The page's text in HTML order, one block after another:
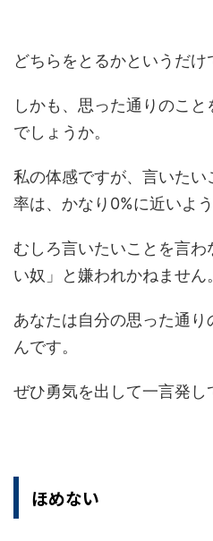
どちらをとるかというだけ
しかも、思った通りのこ
でしょうか。
私の体感ですが、言いた
率は、かなり0%に近いよう
むしろ言いたいことを言
い奴」と嫌われかねません。
あなたは自分の思った通
んです。
ぜひ勇気を出して一言発し
ほめない